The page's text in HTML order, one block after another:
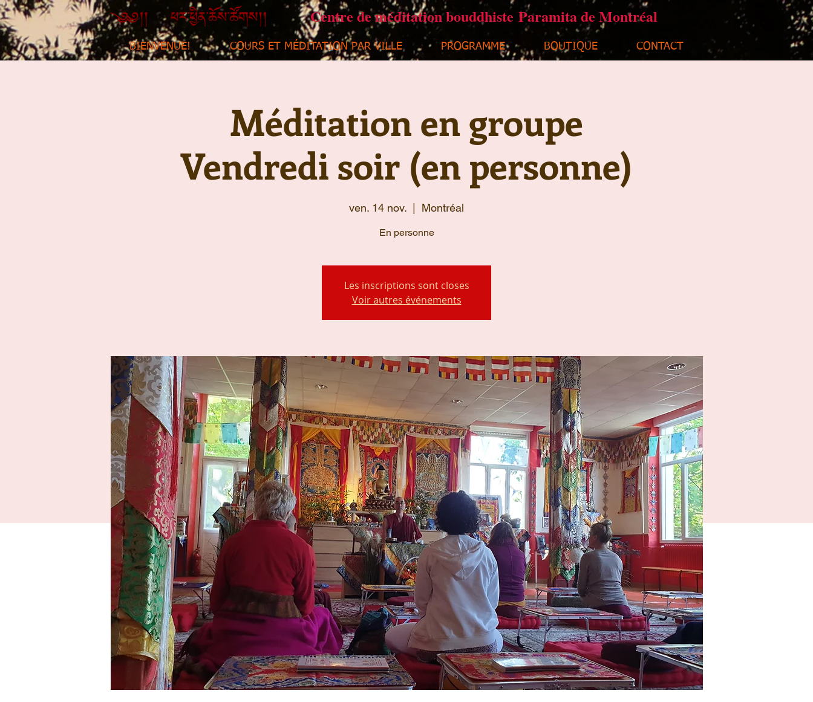
Centre de méditation bouddhiste Paramita de Montréal
BIENVENUE! COURS ET MÉDITATION PAR VILLE PROGRAMME BOUTIQUE CONTACT
Méditation en groupe
Vendredi soir (en personne)
ven. 14 nov. Montréal
En personne
Les inscriptions sont closes
Voir autres événements